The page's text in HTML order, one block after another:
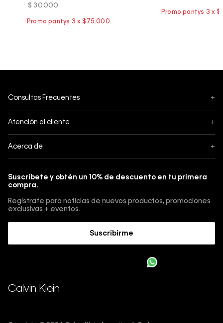
$ 30.000
Consultas Frecuentes +
Pedidos
Cambios, envios y devoluciones
Guía de talles
Atención al cliente +
Botón de Arrepentimiento
Acerca de +
Guía de jeans
Guía de cuidado Denim
Suscríbete y obtén un 10% de descuento en tu primera
compra.
Regístrate para noticias de nuevos productos, promociones
exclusivas + eventos.
Suscribirme
Calvin Klein